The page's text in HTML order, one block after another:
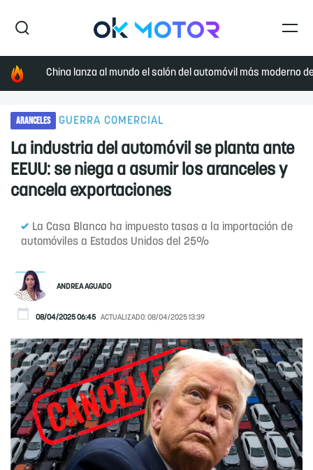
China lanza al mundo el salón del automóvil más moderno
ARANCELES GUERRA COMERCIAL
La industria del automóvil se planta ante
EEUU: se niega a asumir los aranceles y
cancela exportaciones
La Casa Blanca ha impuesto tasas a la importación de
automóviles a Estados Unidos del 25%
ANDREA AGUADO
08/04/2025 06:45 ACTUALIZADO:08/04/2025 13:39